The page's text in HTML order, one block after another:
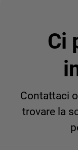
Ci
Contattaci
trovare la